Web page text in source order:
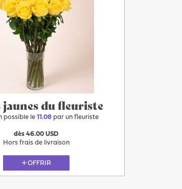
jaunes du fleuriste
possible le 11.08par un fleuriste
dès 46.00 USD
Hors frais de livraison
OFFRIR